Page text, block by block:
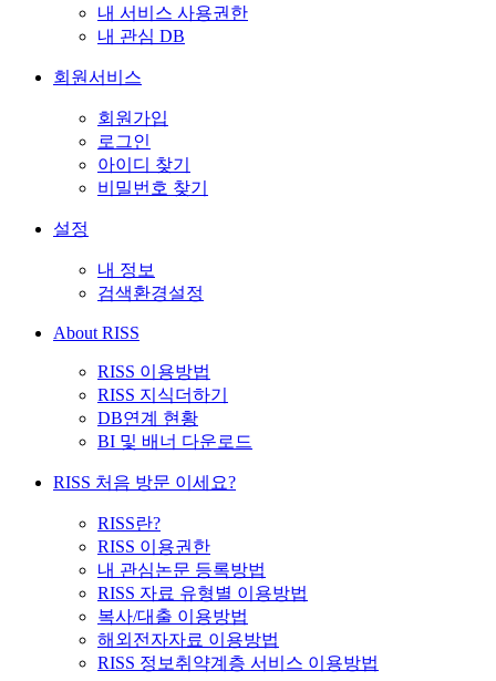
내 서비스 사용권한
내 관심 DB
회원서비스
회원가입
로그인
아이디 찾기
비밀번호 찾기
설정
내 정보
검색환경설정
About RISS
RISS 이용방법
RISS 지식더하기
DB연계 현황
BI 및 배너 다운로드
RISS 처음 방문 이세요?
RISS란?
RISS 이용권한
내 관심논문 등록방법
RISS 자료 유형별 이용방법
복사/대출 이용방법
해외전자자료 이용방법
RISS 정보취약계층 서비스 이용방법